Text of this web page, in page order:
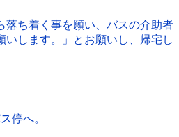
落ち着く事を願い、バスの介助者
いします。」とお願いし、帰宅し
停へ。